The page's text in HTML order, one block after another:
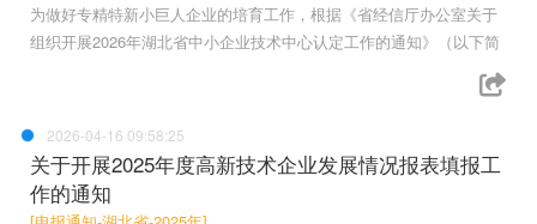
为做好专精特新小巨人企业的培育工作，根据《省经信厅办公室关于
组织开展2026年湖北省中小企业技术中心认定工作的通知》（以下简
2026-04-16 09:58:25
关于开展2025年度高新技术企业发展情况报表填报工
作的通知